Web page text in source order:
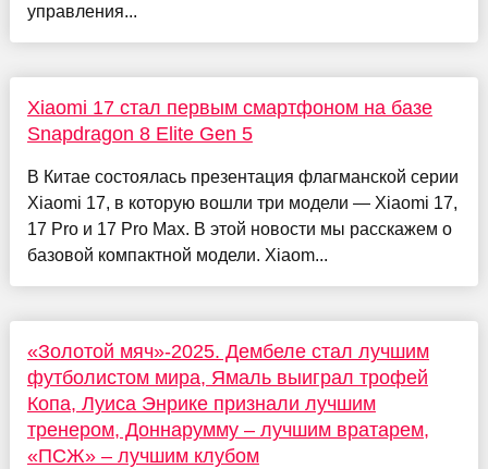
управления...
Xiaomi 17 стал первым смартфоном на базе
Snapdragon 8 Elite Gen 5
В Китае состоялась презентация флагманской серии
Xiaomi 17, в которую вошли три модели — Xiaomi 17,
17 Pro и 17 Pro Max. В этой новости мы расскажем о
базовой компактной модели. Xiaom...
«Золотой мяч»-2025. Дембеле стал лучшим
футболистом мира, Ямаль выиграл трофей
Копа, Луиса Энрике признали лучшим
тренером, Доннарумму – лучшим вратарем,
«ПСЖ» – лучшим клубом